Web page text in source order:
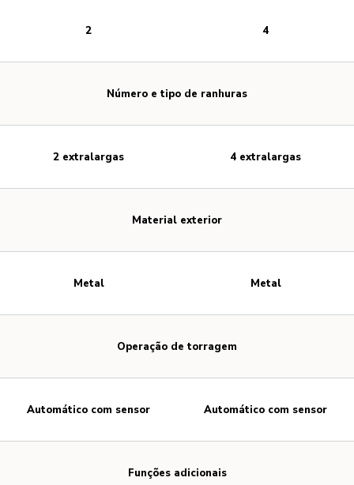
Número e tipo de ranhuras
Material exterior
Operação de torragem
Funções adicionais
2
2 extralargas
Metal
Automático com sensor
4
4 extralargas
Metal
Automático com sensor